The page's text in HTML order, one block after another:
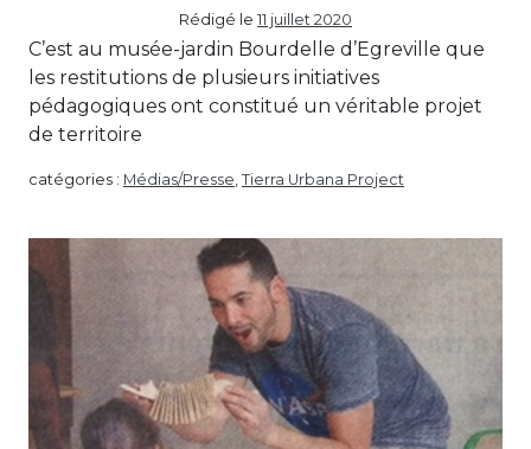
Rédigé le 11 juillet 2020
C’est au musée-jardin Bourdelle d’Egreville que
les restitutions de plusieurs initiatives
pédagogiques ont constitué un véritable projet
de territoire
catégories : Médias/Presse Tierra Urbana Project